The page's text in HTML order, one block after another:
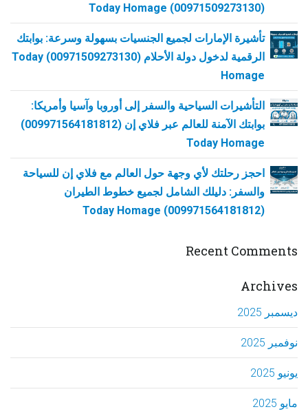
(00971509273130) Today Homage
تأشيرة الإمارات لجميع الجنسيات بسهولة وسرعة: بوابتك
الرقمية لدخول دولة الأحلام (00971509273130) Today
Homage
التأشيرات السياحية والسفر إلى أوروبا وآسيا وأمريكا:
بوابتك الآمنة للعالم عبر فلاي إن (009971564181812)
Today Homage
احجز رحلتك لأي وجهة حول العالم مع فلاي إن للسياحة
والسفر: دليلك الشامل لجميع خطوط الطيران
(009971564181812) Today Homage
Recent Comments
Archives
ديسمبر 2025
نوفمبر 2025
يونيو 2025
مايو 2025